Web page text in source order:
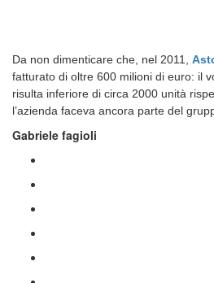
Da non dimenticare che, nel 2011,
fatturato di oltre 600 milioni di euro: il
risulta inferiore di circa 2000 unità
l’azienda faceva ancora parte del
Gabriele fagioli